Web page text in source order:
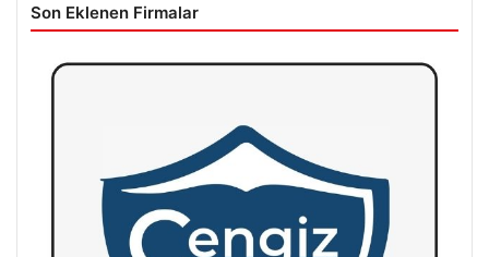
Son Eklenen Firmalar